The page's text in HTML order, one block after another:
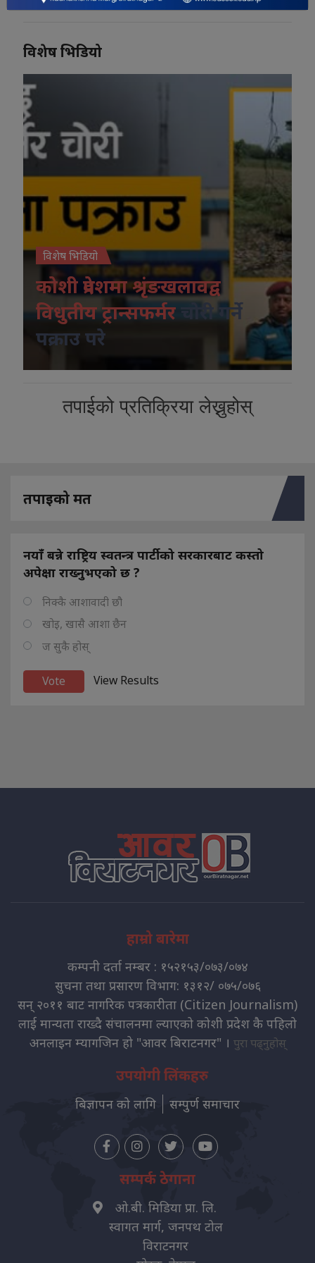
विशेष भिडियो
विशेष भिडियो
कोशी प्रदेशमा श्रृंङखलावद्व
विधुतीय ट्रान्सफर्मर
चोरी गर्ने
पक्राउ परे
तपाईको प्रतिक्रिया लेख्नुहोस्
तपाइको मत
नयाँ बन्ने राष्ट्रिय स्वतन्त्र पार्टीको सरकारबाट कस्तो
अपेक्षा राख्नुभएको छ ?
निक्कै आशावादी छौ
खोइ, खासै आशा छैन
ज सुकै होस्
View Results
हाम्रो बारेमा
कम्पनी दर्ता नम्बर : १५२१५३/०७३/०७४
सुचना तथा प्रसारण विभाग: १३१२/ ०७५/०७६
सन् २०११ बाट नागरिक पत्रकारीता (Citizen Journalism)
लाई मान्यता राख्दै संचालनमा ल्याएको कोशी प्रदेश कै पहिलो
अनलाइन म्यागजिन हो "आवर बिराटनगर" । पुरा पढ्नुहोस्
उपयोगी लिंकहरु
बिज्ञापन को लागि सम्पुर्ण समाचार
सम्पर्क ठेगाना
ओ.बी. मिडिया प्रा. लि.
स्वागत मार्ग, जनपथ टोल
विराटनगर